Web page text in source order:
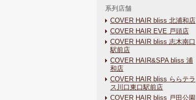
系列店舗
COVER HAIR bliss 北浦和店
COVER HAIR EVE 戸頭店
COVER HAIR bliss 志木南口
駅前店
COVER HAIR&SPA bliss 浦
和店
COVER HAIR bliss ららテラ
ス川口東口駅前店
COVER HAIR bliss 戸田公園